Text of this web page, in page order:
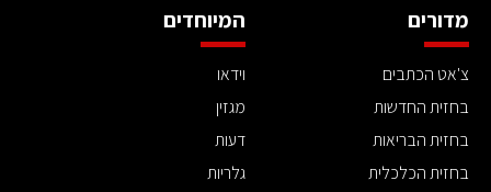
מדורים
צ'אט הכתבים
בחזית החדשות
בחזית הבריאות
בחזית הכלכלית
המיוחדים
וידאו
מגזין
דעות
גלריות